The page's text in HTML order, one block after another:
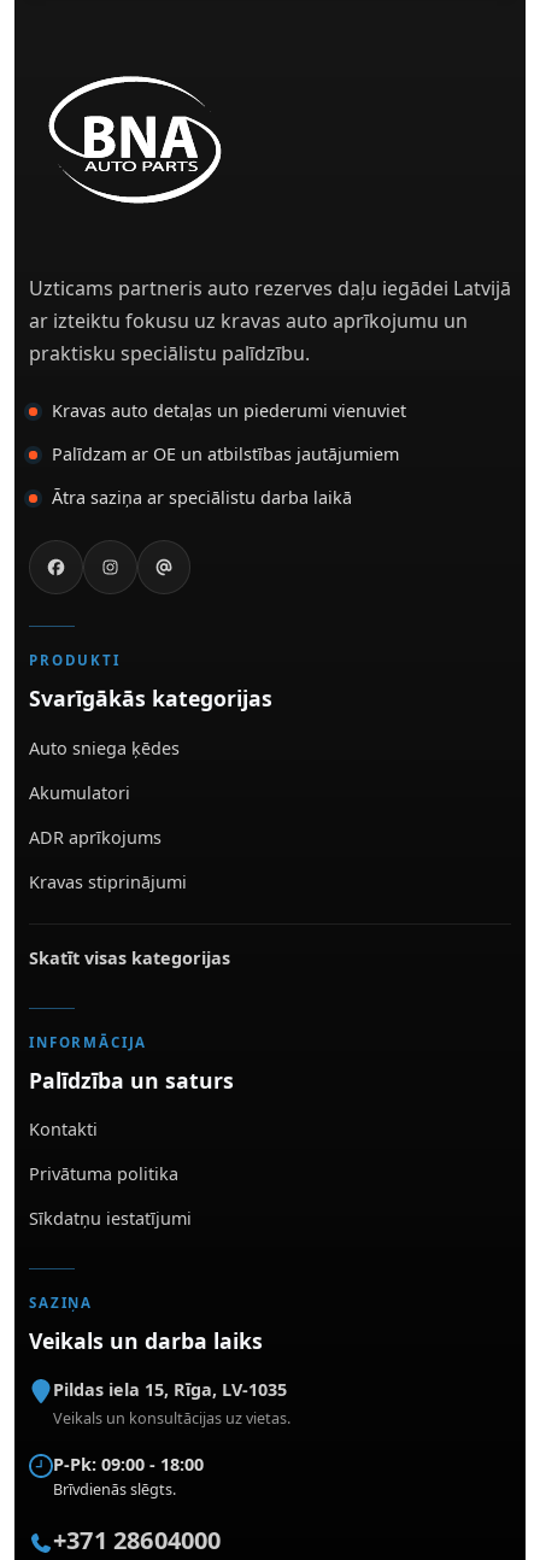
Uzticams partneris auto rezerves daļu iegādei Latvijā
ar izteiktu fokusu uz kravas auto aprīkojumu un
praktisku speciālistu palīdzību.
Kravas auto detaļas un piederumi vienuviet
Palīdzam ar OE un atbilstības jautājumiem
Ātra saziņa ar speciālistu darba laikā
PRODUKTI
Svarīgākās kategorijas
Auto sniega ķēdes
Akumulatori
ADR aprīkojums
Kravas stiprinājumi
Skatīt visas kategorijas
INFORMĀCIJA
Palīdzība un saturs
Kontakti
Privātuma politika
Sīkdatņu iestatījumi
SAZIŅA
Veikals un darba laiks
Pildas iela 15, Rīga, LV-1035
Veikals un konsultācijas uz vietas.
P-Pk: 09:00 - 18:00
Brīvdienās slēgts.
+371 28604000